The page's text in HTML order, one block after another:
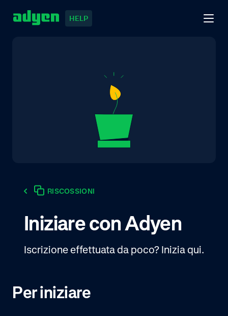
HELP
RISCOSSIONI
Iniziare con Adyen
Iscrizione effettuata da poco? Inizia qui.
Per iniziare